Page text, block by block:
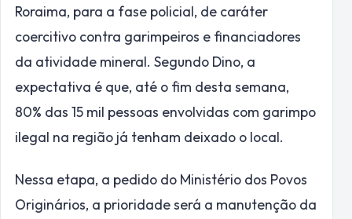
Roraima, para a fase policial, de caráter
coercitivo contra garimpeiros e financiadores
da atividade mineral. Segundo Dino, a
expectativa é que, até o fim desta semana,
80% das 15 mil pessoas envolvidas com garimpo
ilegal na região já tenham deixado o local.
Nessa etapa, a pedido do Ministério dos Povos
Originários, a prioridade será a manutenção da